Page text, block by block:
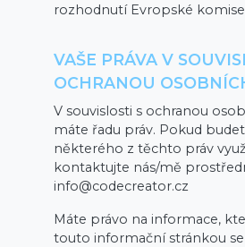
rozhodnutí Evropské
VAŠE PRÁVA V
OCHRANOU
V souvislosti s ochranou
máte řadu práv. Pokud
některého z těchto práv
kontaktujte nás/mě
info@codecreator.cz
Máte právo na informace,
touto informační stránkou se